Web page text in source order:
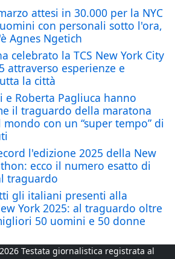
attesi in 30.000 per la NYC
con personali sotto l'ora,
Agnes Ngetich
celebrato la TCS New York City
attraverso esperienze e
la città
e Roberta Pagliuca hanno
il traguardo della maratona
con un “super tempo” di
l'edizione 2025 della New
ecco il numero esatto di
traguardo
gli italiani presenti alla
York 2025: al traguardo oltre
50 uomini e 50 donne
Testata giornalistica registrata al